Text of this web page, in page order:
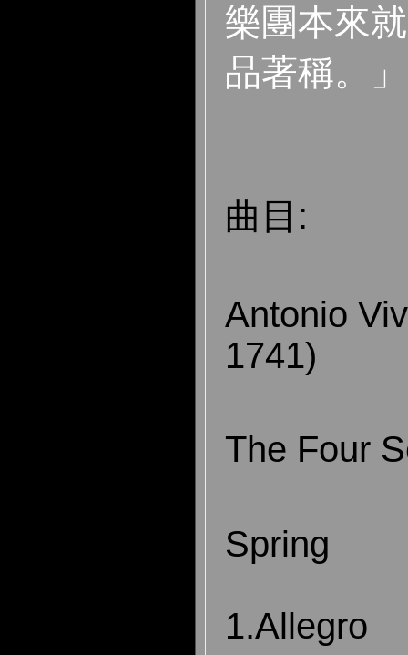
樂團本來
品著稱。」
曲目:
Antonio
1741)
The Four
Spring
1.Allegro